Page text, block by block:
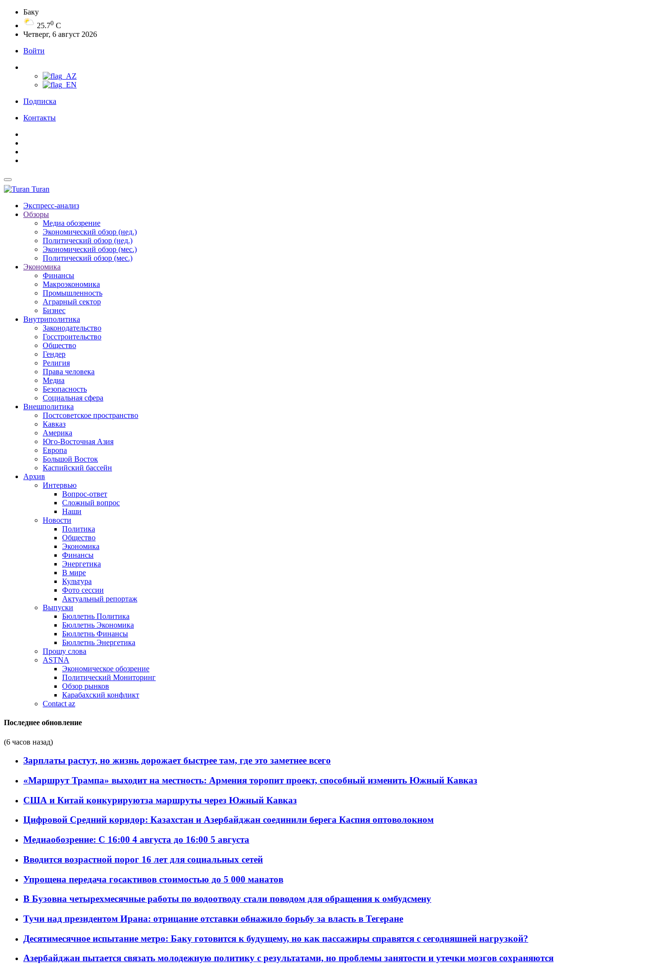
Баку
25.70 C
Четверг, 6 август 2026
Войти
Подписка
Контакты
Turan
Экспресс-анализ
Обзоры
Медиа обозрение
Экономический обзор (нед.)
Политический обзор (нед.)
Экономический обзор (мес.)
Политический обзор (мес.)
Экономика
Финансы
Макроэкономика
Промышленность
Аграрный сектор
Бизнес
Внутриполитика
Законодательство
Госстроительство
Общество
Гендер
Религия
Права человека
Медиа
Безопасность
Социальная сфера
Внешполитика
Постсоветское пространство
Кавказ
Америка
Юго-Восточная Азия
Европа
Большой Восток
Каспийский бассейн
Архив
Интервью
Вопрос-ответ
Сложный вопрос
Наши
Новости
Политика
Общество
Экономика
Финансы
Энергетика
В мире
Культура
Фото сессии
Актуальный репортаж
Выпуски
Бюллетнь Политика
Бюллетнь Экономика
Бюллетнь Финансы
Бюллетнь Энергетика
Прошу слова
ASTNA
Экономическое обозрение
Политический Мониторинг
Обзор рынков
Карабахский конфликт
Contact az
Последнее обновление
(6 часов назад)
Зарплаты растут, но жизнь дорожает быстрее там, где это заметнее всего
«Маршрут Трампа» выходит на местность: Армения торопит проект, способный изменить Южный Кавказ
США и Китай конкурируютза маршруты через Южный Кавказ
Цифровой Средний коридор: Казахстан и Азербайджан соединили берега Каспия оптоволокном
Медиаобозрение: С 16:00 4 августа до 16:00 5 августа
Вводится возрастной порог 16 лет для социальных сетей
Упрощена передача госактивов стоимостью до 5 000 манатов
В Бузовна четырехмесячные работы по водоотводу стали поводом для обращения к омбудсмену
Тучи над президентом Ирана: отрицание отставки обнажило борьбу за власть в Тегеране
Десятимесячное испытание метро: Баку готовится к будущему, но как пассажиры справятся с сегодняшней нагрузкой?
Азербайджан пытается связать молодежную политику с результатами, но проблемы занятости и утечки мозгов сохраняются